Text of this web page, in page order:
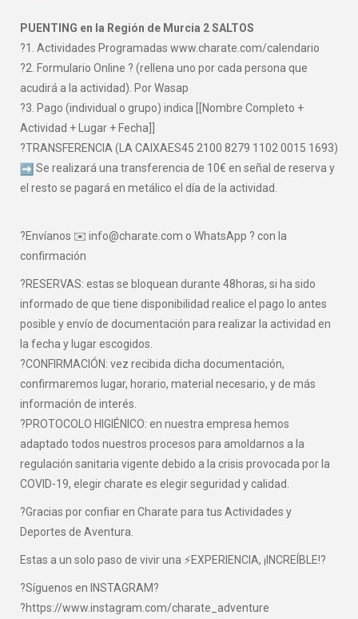
PUENTING en la Región de Murcia 2 SALTOS
?1. Actividades Programadas www.charate.com/calendario
?2. Formulario Online ? (rellena uno por cada persona que
acudirá a la actividad). Por Wasap
?3. Pago (individual o grupo) indica [[Nombre Completo +
Actividad + Lugar + Fecha]]
?TRANSFERENCIA (LA CAIXAES45 2100 8279 1102 0015 1693)
Se realizará una transferencia de 10€ en señal de reserva y
el resto se pagará en metálico el día de la actividad.
?Envíanos ✉️ info@charate.com o WhatsApp ? con la
confirmación
?RESERVAS: estas se bloquean durante 48horas, si ha sido
informado de que tiene disponibilidad realice el pago lo antes
posible y envío de documentación para realizar la actividad en
la fecha y lugar escogidos.
?CONFIRMACIÓN: vez recibida dicha documentación,
confirmaremos lugar, horario, material necesario, y de más
información de interés.
?PROTOCOLO HIGIÉNICO: en nuestra empresa hemos
adaptado todos nuestros procesos para amoldarnos a la
regulación sanitaria vigente debido a la crisis provocada por la
COVID-19, elegir charate es elegir seguridad y calidad.
?Gracias por confiar en Charate para tus Actividades y
Deportes de Aventura.
Estas a un solo paso de vivir una ⚡EXPERIENCIA, ¡INCREÍBLE!?
?Síguenos en INSTAGRAM?
?https://www.instagram.com/charate_adventure